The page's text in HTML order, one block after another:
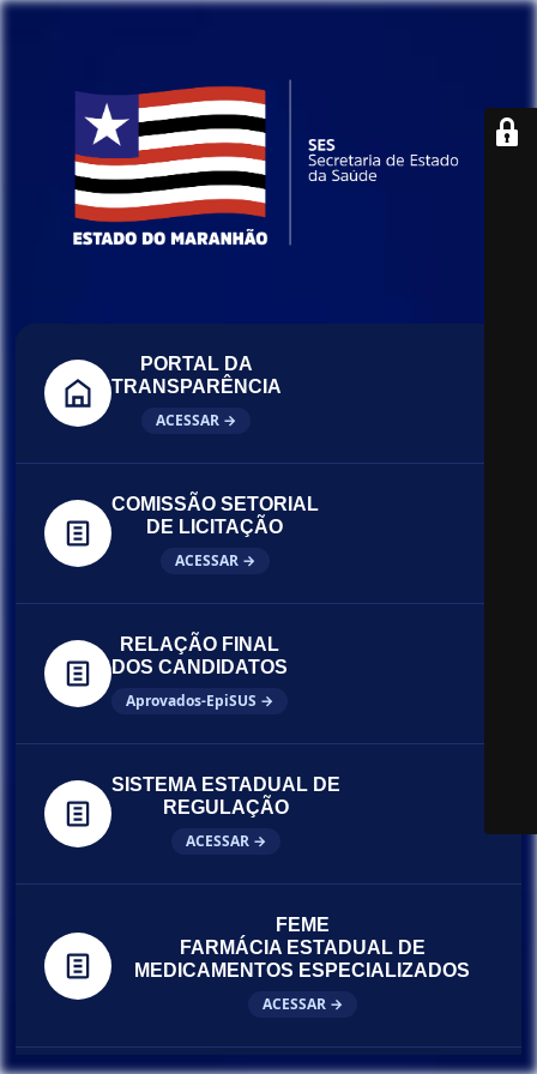
PORTAL DA
TRANSPARÊNCIA
ACESSAR →
COMISSÃO SETORIAL
DE LICITAÇÃO
ACESSAR →
RELAÇÃO FINAL
DOS CANDIDATOS
Aprovados-EpiSUS →
SISTEMA ESTADUAL DE
REGULAÇÃO
ACESSAR →
FEME
FARMÁCIA ESTADUAL DE
MEDICAMENTOS ESPECIALIZADOS
ACESSAR →